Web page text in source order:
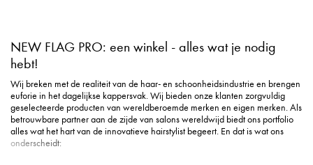
NEW FLAG PRO: een winkel - alles wat je nodig
hebt!
Wij breken met de realiteit van de haar- en schoonheidsindustrie en brengen
euforie in het dagelijkse kappersvak. Wij bieden onze klanten zorgvuldig
geselecteerde producten van wereldberoemde merken en eigen merken. Als
betrouwbare partner aan de zijde van salons wereldwijd biedt ons portfolio
alles wat het hart van de innovatieve hairstylist begeert. En dat is wat ons
onderscheidt: